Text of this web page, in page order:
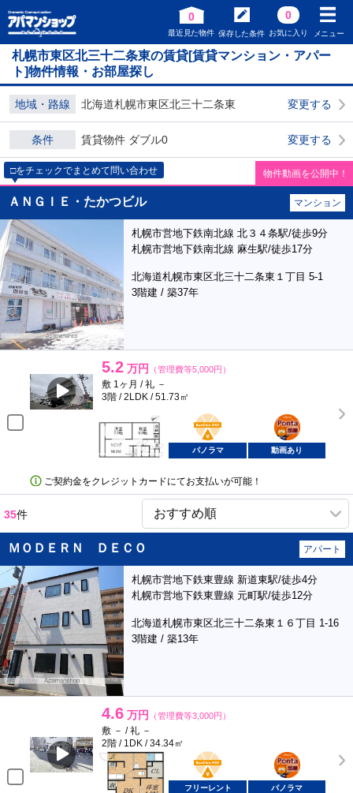
0
最近見た物件 保存した条件
0
お気に入り メニュー
札幌市東区北三十二条東の賃貸[賃貸マンション・アパー
ト]物件情報・お部屋探し
地域・路線 北海道札幌市東区北三十二条東 変更する
条件 賃貸物件 ダブル0 変更する
□をチェックでまとめて問い合わせ 物件動画を公開中！
ＡＮＧＩＥ・たかつビル マンション
札幌市営地下鉄南北線 北３４条駅/徒歩9分
札幌市営地下鉄南北線 麻生駅/徒歩17分
北海道札幌市東区北三十二条東１丁目 5-1
3階建 / 築37年
5.2 万円 （管理費等5,000円）
敷 1ヶ月 / 礼 －
3階 / 2LDK / 51.73㎡
BunChinPAY
ポンタ
部屋
パノラマ 動画あり
ご契約金をクレジットカードにてお支払いが可能！
35件
ＭＯＤＥＲＮ ＤＥＣＯ アパート
札幌市営地下鉄東豊線 新道東駅/徒歩4分
札幌市営地下鉄東豊線 元町駅/徒歩12分
北海道札幌市東区北三十二条東１６丁目 1-16
3階建 / 築13年
4.6 万円 （管理費等3,000円）
敷 － / 礼 －
2階 / 1DK / 34.34㎡
BunChinPAY
ポンタ
部屋
フリーレント
パノラマ